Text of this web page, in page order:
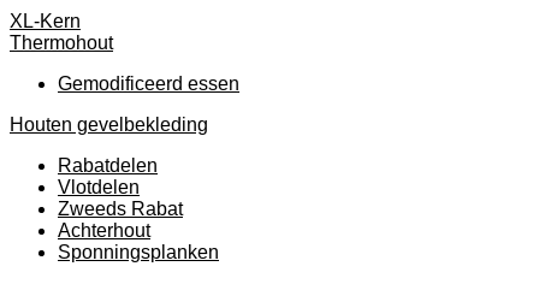
XL-Kern
Thermohout
Gemodificeerd essen
Houten gevelbekleding
Rabatdelen
Vlotdelen
Zweeds Rabat
Achterhout
Sponningsplanken